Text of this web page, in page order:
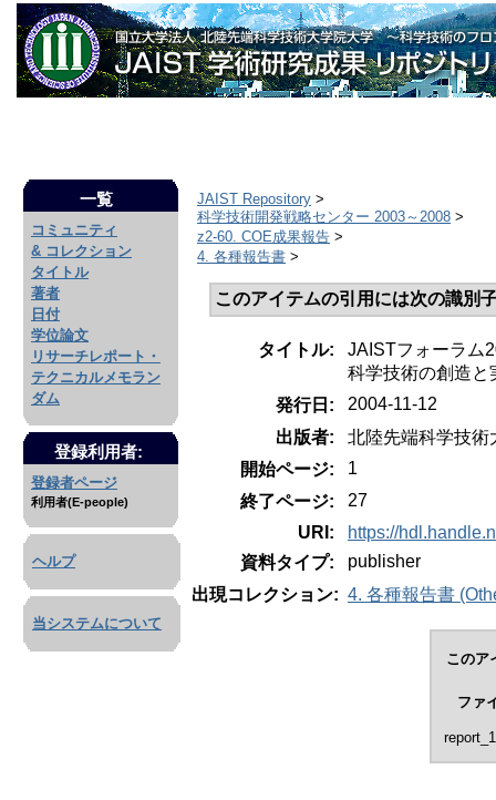
一覧
コミュニティ
& コレクション
タイトル
著者
日付
学位論文
リサーチレポート・
テクニカルメモラン
ダム
登録利用者:
登録者ページ
利用者(E-people)
ヘルプ
当システムについて
JAIST Repository >
科学技術開発戦略センター 2003～2008 >
z2-60. COE成果報告 >
4. 各種報告書 >
このアイテムの引用には次の識別
タイトル:
JAISTフォーラム
科学技術の創造と
発行日:
2004-11-12
出版者:
北陸先端科学技術
開始ページ:
1
終了ページ:
27
URI:
https://
資料タイプ:
publisher
出現コレクション: 4. 各種報告書
このア
ファ